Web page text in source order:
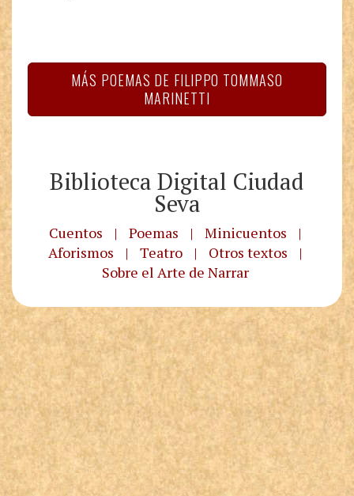
MÁS POEMAS DE FILIPPO TOMMASO
MARINETTI
Biblioteca Digital Ciudad
Seva
Cuentos | Poemas | Minicuentos
|
Aforismos
| Teatro | Otros textos
|
Sobre el Arte de Narrar